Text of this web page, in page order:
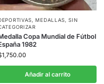
,MEDALLAS,SIN
Copa Mundial de Fútbol
1982
1,750.00
Añadir al carrito